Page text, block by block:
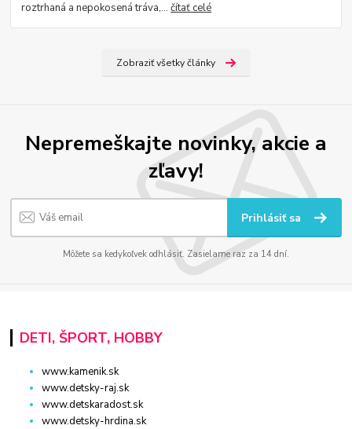
roztrhaná a nepokosená tráva,...čítať celé
Zobraziť všetky články
Nepremeškajte novinky, akcie a
zľavy!
Prihlásiť sa
Môžete sa kedykoľvek odhlásiť. Zasielame raz za 14 dní.
DETI, ŠPORT, HOBBY
www.kamenik.sk
www.detsky-raj.sk
www.detskaradost.sk
www.detsky-hrdina.sk